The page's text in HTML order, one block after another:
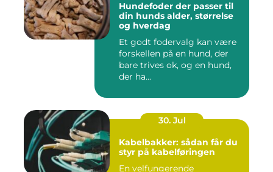
Hundefoder der passer til
din hunds alder, størrelse
og hverdag
Et godt fodervalg kan være
forskellen på en hund, der
bare trives ok, og en hund,
der ha...
30. Jul
Kabelbakker: sådan får du
styr på kabelføringen
En velfungerende